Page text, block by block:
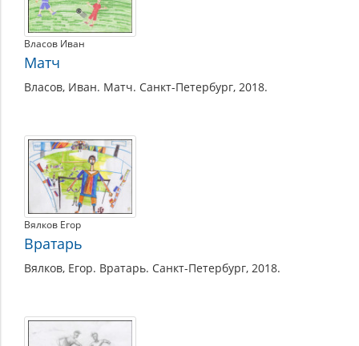
Власов Иван
Матч
Власов, Иван. Матч. Санкт-Петербург, 2018.
Вялков Егор
Вратарь
Вялков, Егор. Вратарь. Санкт-Петербург, 2018.